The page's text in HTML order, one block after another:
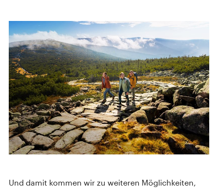
Und damit kommen wir zu weiteren Möglichkeiten,